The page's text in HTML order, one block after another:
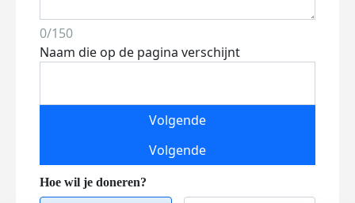
0/150
Naam die op de pagina verschijnt
Volgende
Volgende